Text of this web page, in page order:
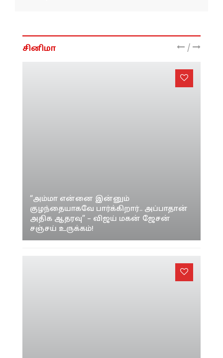
சினிமா /
“அம்மா என்னை இன்னும்
குழந்தையாகவே பார்க்கிறார்.. அப்பாதான்
அதிக ஆதரவு” – விஜய் மகன் ஜேசன்
சஞ்சய் உருக்கம்!